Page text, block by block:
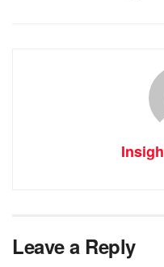
Leave a Reply